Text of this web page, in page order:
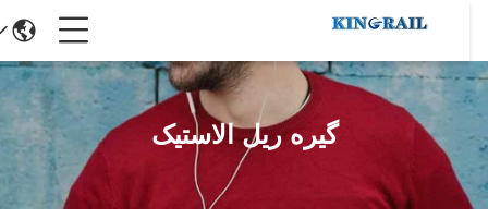
گیره ریل الاستیک